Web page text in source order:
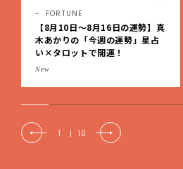
FORTUNE
【8月10日〜8月16日の運勢】真
木あかりの「今週の運勢」星占
い×タロットで開運！
New
1 | 10